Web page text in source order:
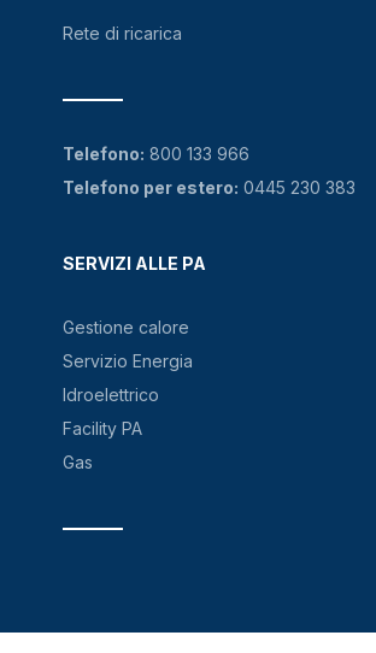
Rete di ricarica
SERVIZI ALLE PA
Gestione calore
Servizio Energia
Idroelettrico
Facility PA
Gas
Telefono: 800 133 966
Telefono per estero: 0445 230 383